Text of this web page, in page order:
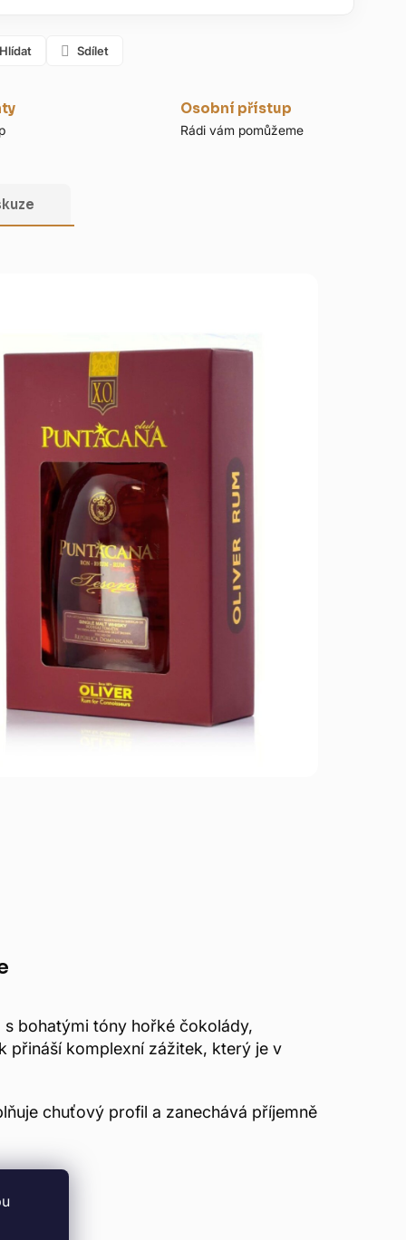
Hlídat Sdílet
Osobní přístup
Rádi vám pomůžeme
bohatými tóny hořké čokolády,
přináší komplexní zážitek, který je v
chuťový profil a zanechává příjemně